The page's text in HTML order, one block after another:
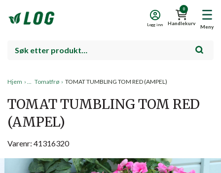
Meny
0
Handlekurv
Logg inn
Hjem › Tomatfrø › TOMAT TUMBLING TOM RED (AMPEL)
TOMAT TUMBLING TOM RED
(AMPEL)
Varenr: 41316320